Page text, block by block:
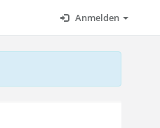
Anmelden